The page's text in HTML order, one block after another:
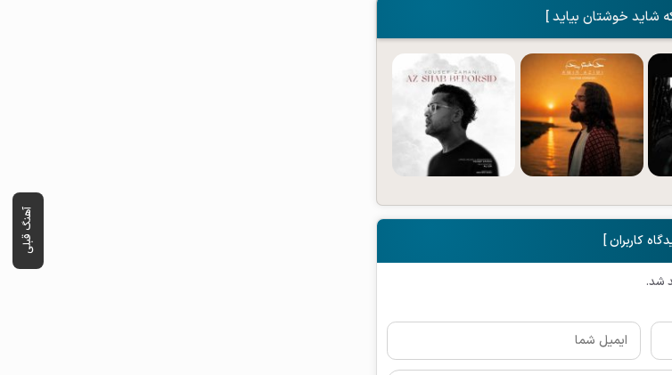
آهنگ قبلی
شاید خوشتان بیاید ]
کاربران ]
شد.